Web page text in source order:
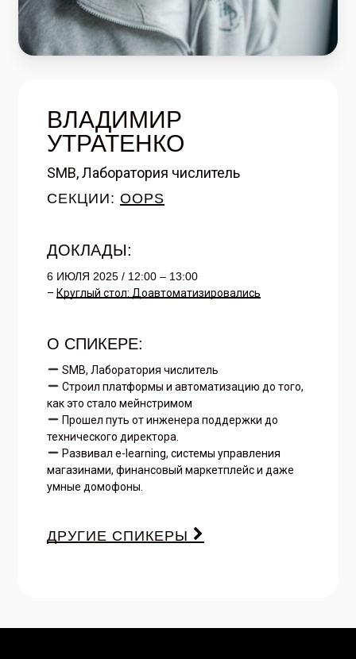
ВЛАДИМИР
УТРАТЕНКО
SMB, Лаборатория числитель
СЕКЦИИ: OOPS
ДОКЛАДЫ:
6 ИЮЛЯ 2025 / 12:00 – 13:00
– Круглый стол: Доавтоматизировались
О СПИКЕРЕ:
SMB, Лаборатория числитель
Строил платформы и автоматизацию до того,
как это стало мейнстримом
Прошел путь от инженера поддержки до
технического директора.
Развивал e-learning, системы управления
магазинами, финансовый маркетплейс и даже
умные домофоны.
ДРУГИЕ СПИКЕРЫ